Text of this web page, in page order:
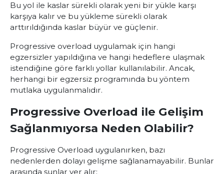
Bu yol ile kaslar sürekli olarak yeni bir yükle karşı
karşıya kalır ve bu yükleme sürekli olarak
arttırıldığında kaslar büyür ve güçlenir.
Progressive overload uygulamak için hangi
egzersizler yapıldığına ve hangi hedeflere ulaşmak
istendiğine göre farklı yollar kullanılabilir. Ancak,
herhangi bir egzersiz programında bu yöntem
mutlaka uygulanmalıdır.
Progressive Overload ile Gelişim
Sağlanmıyorsa Neden Olabilir?
Progressive Overload uygulanırken, bazı
nedenlerden dolayı gelişme sağlanamayabilir. Bunlar
arasında şunlar yer alır: